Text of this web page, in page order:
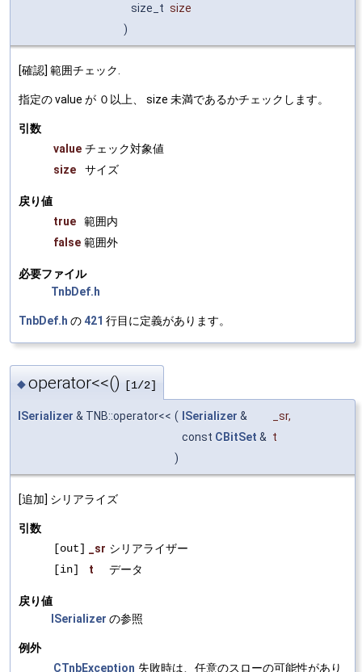
size_t size
)
[確認] 範囲チェック.
指定の value が ０以上、 size 未満であるかチェックします。
引数
value チェック対象値
size
サイズ
戻り値
true
範囲内
false 範囲外
必要ファイル
TnbDef.h
TnbDef.h の 421 行目に定義があります。
◆operator<<() [1/2]
ISerializer & TNB::operator<< ( ISerializer & _sr,
const CBitSet & t
)
[追加] シリアライズ
引数
[out]
_sr シリアライザー
[in]
t データ
戻り値
ISerializer の参照
例外
CTnbException 失敗時は、任意のスローの可能性があり